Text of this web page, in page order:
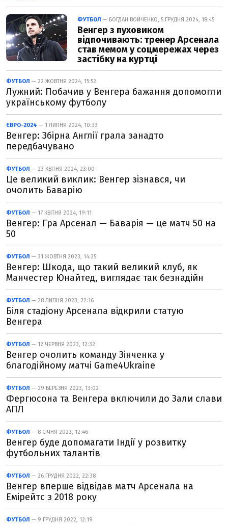
ФУТБОЛ — БОГДАН ВОЙЧЕНКО, 5 ГРУДНЯ 2024, 18:45
Венгер з пуховиком
відпочивають: тренер Арсенала
став мемом у соцмережах через
застібку на куртці
ФУТБОЛ — 22 ЖОВТНЯ 2024, 15:52
Лужний: Побачив у Венгера бажання допомогли
українському футболу
ЄВРО-2024 — 1 ЛИПНЯ 2024, 10:33
Венгер: Збірна Англії грала занадто
передбачувано
ФУТБОЛ — 23 КВІТНЯ 2024, 23:00
Це великий виклик: Венгер зізнався, чи
очолить Баварію
ФУТБОЛ — 17 КВІТНЯ 2024, 19:11
Венгер: Гра Арсенал — Баварія — це матч 50 на
50
ФУТБОЛ — 31 ЖОВТНЯ 2023, 14:25
Венгер: Шкода, що такий великий клуб, як
Манчестер Юнайтед, виглядає так безнадійн
ФУТБОЛ — 28 ЛИПНЯ 2023, 22:16
Біля стадіону Арсенала відкрили статую
Венгера
ФУТБОЛ — 12 ЧЕРВНЯ 2023, 12:32
Венгер очолить команду Зінченка у
благодійному матчі Game4Ukraine
ФУТБОЛ — 29 БЕРЕЗНЯ 2023, 13:02
Фергюсона та Венгера включили до Зали слави
АПЛ
ФУТБОЛ — 8 СІЧНЯ 2023, 12:46
Венгер буде допомагати Індії у розвитку
футбольних талантів
ФУТБОЛ — 26 ГРУДНЯ 2022, 22:38
Венгер вперше відвідав матч Арсенала на
Емірейтс з 2018 року
ФУТБОЛ — 9 ГРУДНЯ 2022, 12:19